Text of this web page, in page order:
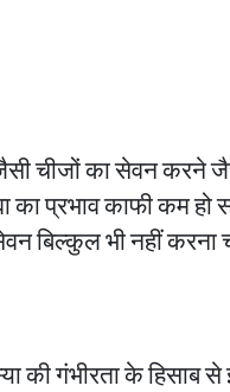
चीजों का सेवन करने
प्रभाव काफी कम
बिल्कुल भी नहीं करना
गंभीरता के हिसाब से